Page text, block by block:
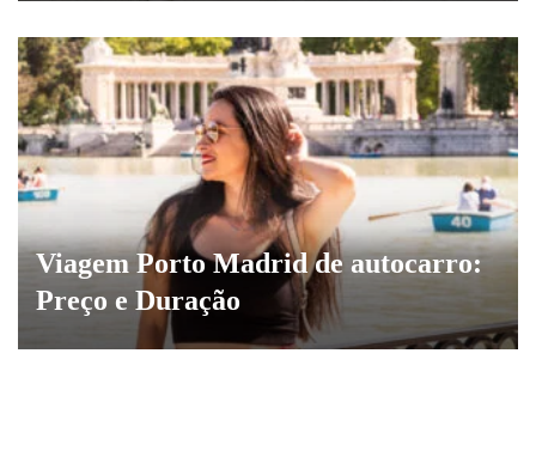
Viagem Porto Madrid de autocarro:
Preço e Duração